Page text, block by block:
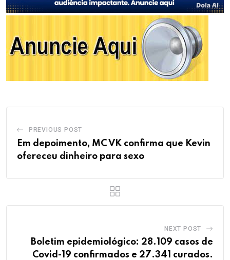
PREVIOUS POST
Em depoimento, MC VK confirma que Kevin
ofereceu dinheiro para sexo
NEXT POST
Boletim epidemiológico: 28.109 casos de
Covid-19 confirmados e 27.341 curados.